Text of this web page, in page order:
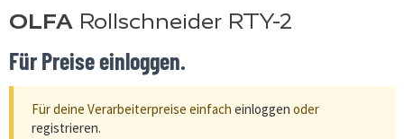
OLFA Rollschneider RTY-2
Für Preise einloggen.
Für deine Verarbeiterpreise einfach einloggen oder
registrieren.